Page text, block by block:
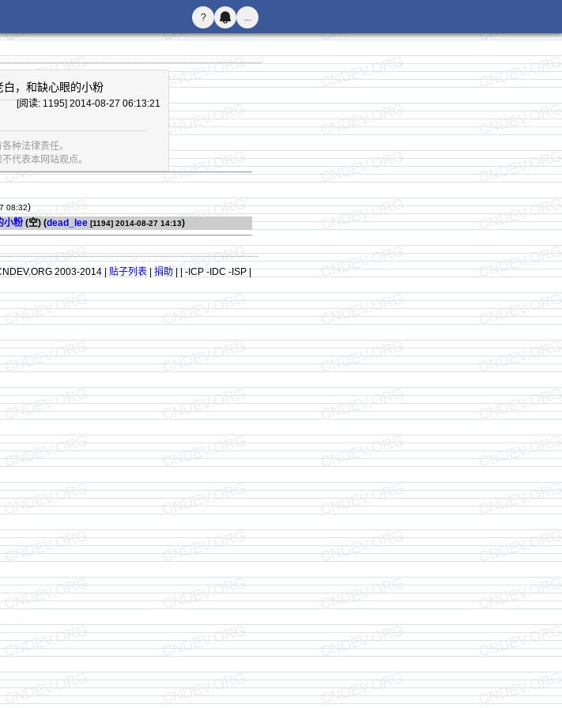
? ...
，和缺心眼的小粉
[阅读: 1195] 2014-08-27 06:13:21
种法律责任。
代表本网站观点。
08:32)
小粉 (空) (dead_lee [1194] 2014-08-27 14:13)
2003-2014 |贴子列表|捐助|| -ICP -IDC -ISP |